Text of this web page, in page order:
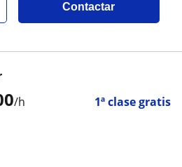
Contactar
/h 1ª clase gratis